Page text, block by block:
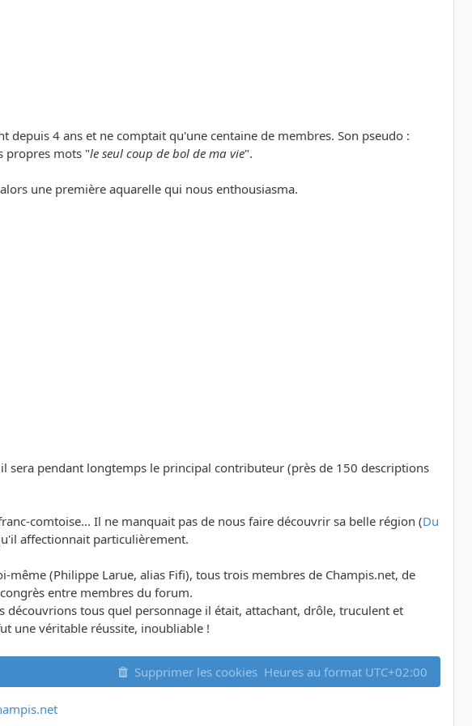
4 ans et ne comptait qu'une centaine de membres. Son pseudo :
propres mots "le seul coup de bol de ma vie".
une première aquarelle qui nous enthousiasma.
sera pendant longtemps le principal contributeur (près de 150 descriptions
comtoise... Il ne manquait pas de nous faire découvrir sa belle région (Du
affectionnait particulièrement.
même (Philippe Larue, alias Fifi), tous trois membres de Champis.net, de
entre membres du forum.
tous quel personnage il était, attachant, drôle, truculent et
une véritable réussite, inoubliable !
Supprimer les cookies Heures au format UTC+02:00